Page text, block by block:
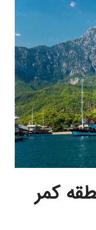
کمر